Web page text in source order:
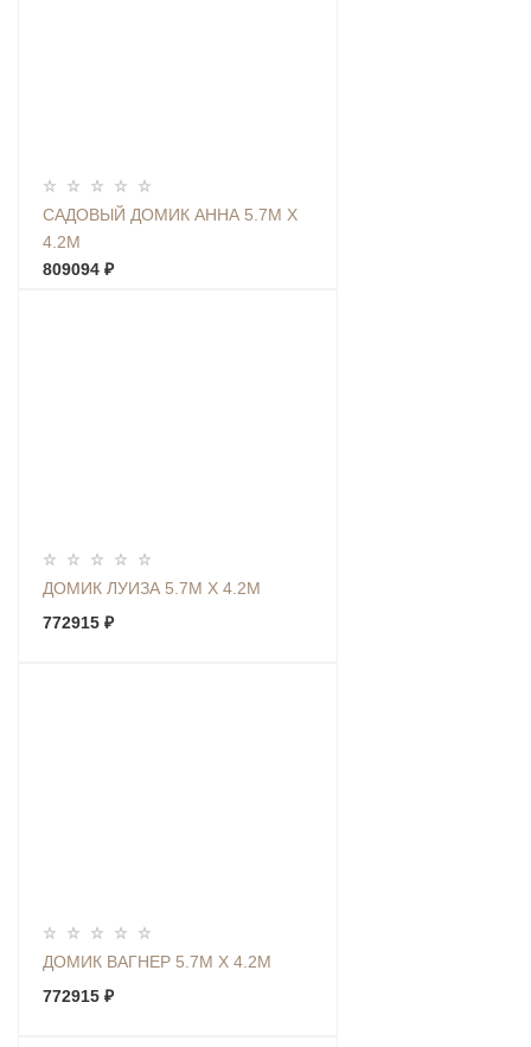
САДОВЫЙ ДОМИК АННА 5.7М Х
4.2М
809094 ₽
ДОМИК ЛУИЗА 5.7М Х 4.2М
772915 ₽
ДОМИК ВАГНЕР 5.7М Х 4.2М
772915 ₽